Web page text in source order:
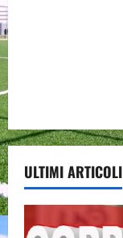
ULTIMI ARTICOLI